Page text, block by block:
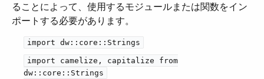
ることによって、使用するモジュールまたは関数をイン
ポートする必要があります。
import dw::core::Strings
import camelize, capitalize from
dw::core::Strings